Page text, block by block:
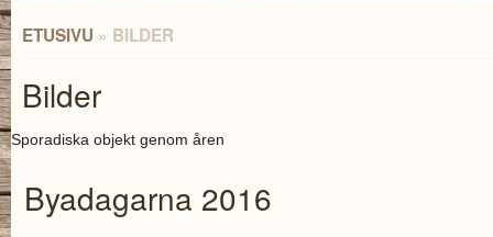
ETUSIVU » BILDER
Bilder
Sporadiska objekt genom åren
Byadagarna 2016